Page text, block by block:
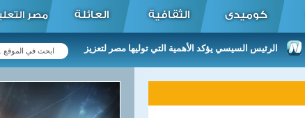
كوميدى الثقافية العائلة مصر
الرئيس السيسي يؤكد الأهمية التي توليها مصر لتعزيز العلاقات مع زيمبابوي في